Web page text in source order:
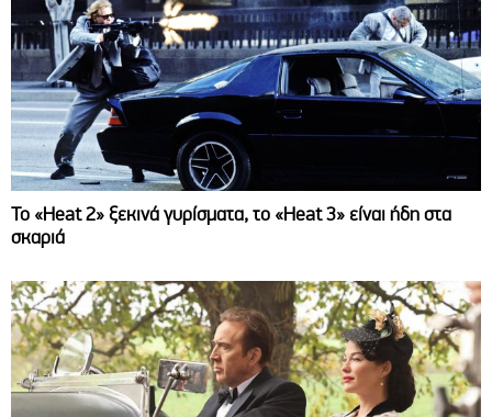
Το «Heat 2» ξεκινά γυρίσματα, το «Heat 3» είναι ήδη στα
σκαριά